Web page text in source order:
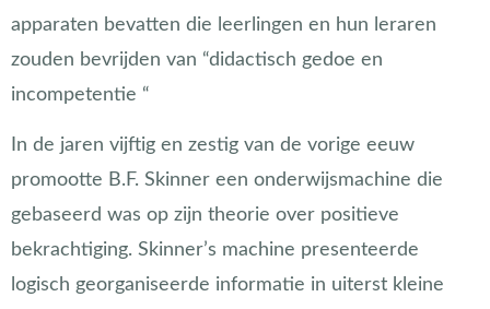
apparaten bevatten die leerlingen en hun leraren
zouden bevrijden van “didactisch gedoe en
incompetentie “
In de jaren vijftig en zestig van de vorige eeuw
promootte B.F. Skinner een onderwijsmachine die
gebaseerd was op zijn theorie over positieve
bekrachtiging. Skinner’s machine presenteerde
logisch georganiseerde informatie in uiterst kleine